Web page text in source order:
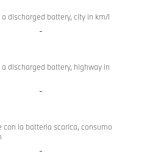
discharged battery, city in km/l
-
discharged battery, highway in
-
con la batteria scarica, consumo
-